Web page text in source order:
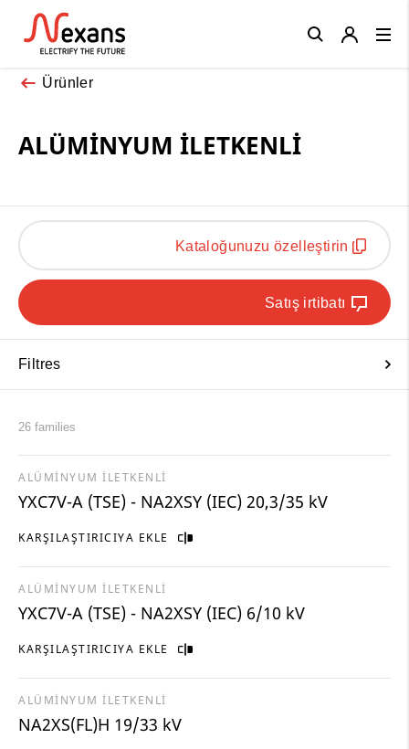
Ürünler
ALÜMİNYUM İLETKENLİ
Kataloğunuzu özelleştirin
Satış irtibatı
Filtres
26 families
KARŞILAŞTIRICIYA EKLE
ALÜMİNYUM İLETKENLİ
YXC7V-A (TSE) - NA2XSY (IEC) 20,3/35 kV
KARŞILAŞTIRICIYA EKLE
ALÜMİNYUM İLETKENLİ
YXC7V-A (TSE) - NA2XSY (IEC) 6/10 kV
ALÜMİNYUM İLETKENLİ
NA2XS(FL)H 19/33 kV
Close